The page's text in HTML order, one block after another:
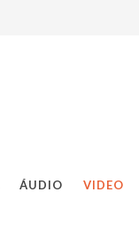
ÁUDIO VIDEO